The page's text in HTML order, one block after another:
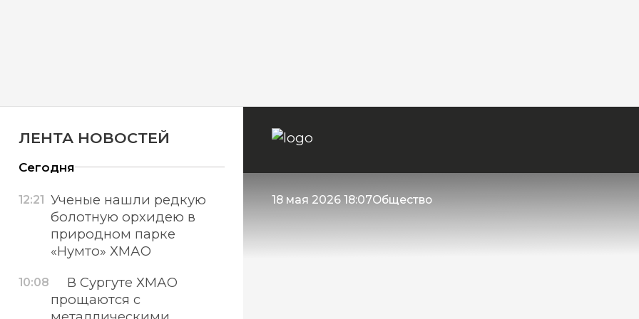
18 мая 2026 18:07Общество
ЛЕНТА НОВОСТЕЙ
Сегодня
12:21
Ученые нашли редкую
болотную орхидею в
природном парке
«Нумто» ХМАО
10:08
В Сургуте ХМАО
прощаются с